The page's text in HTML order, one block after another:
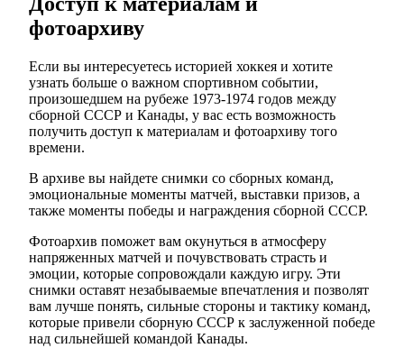
фотоархиву
Если вы интересуетесь историей хоккея и хотите
узнать больше о важном спортивном событии,
произошедшем на рубеже 1973-1974 годов между
сборной СССР и Канады, у вас есть возможность
получить доступ к материалам и фотоархиву того
времени.
В архиве вы найдете снимки со сборных команд,
эмоциональные моменты матчей, выставки призов, а
также моменты победы и награждения сборной СССР.
Фотоархив поможет вам окунуться в атмосферу
напряженных матчей и почувствовать страсть и
эмоции, которые сопровождали каждую игру. Эти
снимки оставят незабываемые впечатления и позволят
вам лучше понять, сильные стороны и тактику команд,
которые привели сборную СССР к заслуженной победе
над сильнейшей командой Канады.